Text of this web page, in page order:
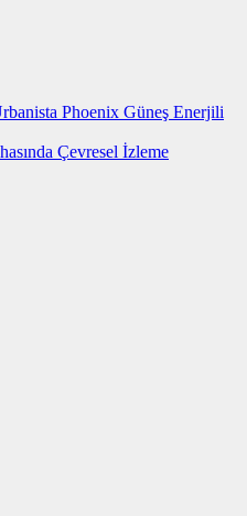
Phoenix Güneş Enerjili
Çevresel İzleme